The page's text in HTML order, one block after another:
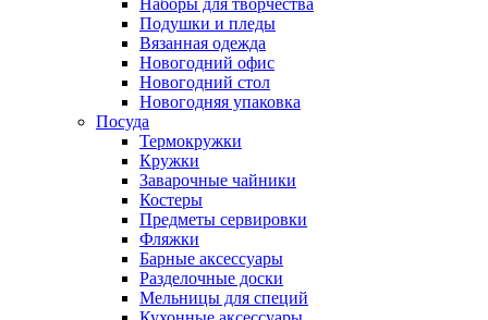
Наборы для творчества
Подушки и пледы
Вязанная одежда
Новогодний офис
Новогодний стол
Новогодняя упаковка
Посуда
Термокружки
Кружки
Заварочные чайники
Костеры
Предметы сервировки
Фляжки
Барные аксессуары
Разделочные доски
Мельницы для специй